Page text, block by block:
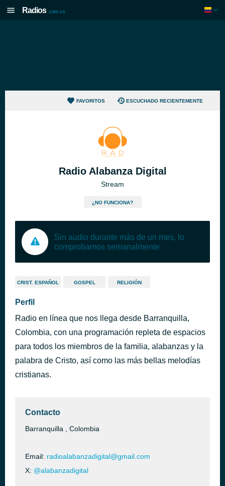
Radios .com.co
FAVORITOS ESCUCHADO RECIENTEMENTE
Radio Alabanza Digital
Stream
¿NO FUNCIONA?
Sin audio durante más de un mes, lo
comprobamos semanalmente
CRIST. ESPAÑOL GOSPEL RELIGIÓN
Perfil
Radio en línea que nos llega desde Barranquilla,
Colombia, con una programación repleta de espacios
para todos los miembros de la familia, alabanzas y la
palabra de Cristo, así como las más bellas melodías
cristianas.
Contacto
Barranquilla , Colombia
Email: radioalabanzadigital@gmail.com
X: @alabanzadigital